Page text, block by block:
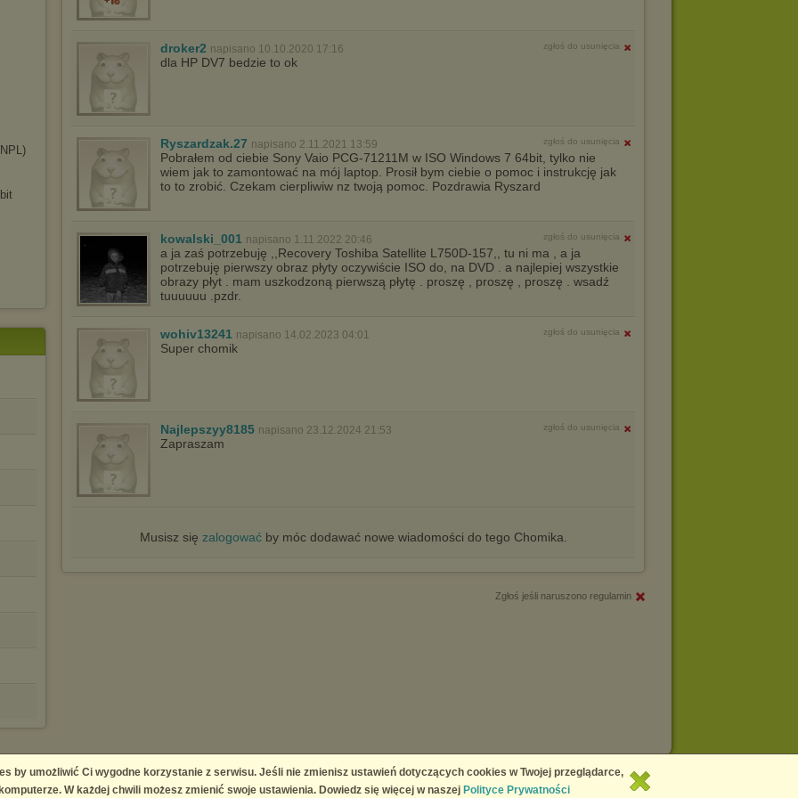
PL)
droker2 napisano 10.10.2020 17:16 zgłoś do usunięcia
dla HP DV7 bedzie to ok
Ryszardzak.27 napisano 2.11.2021 13:59 zgłoś do usunięcia
Pobrałem od ciebie Sony Vaio PCG-71211M w ISO Windows 7 64bit, tylko nie
wiem jak to zamontować na mój laptop. Prosił bym ciebie o pomoc i instrukcję jak
to to zrobić. Czekam cierpliwiw nz twoją pomoc. Pozdrawia Ryszard
kowalski_001 napisano 1.11.2022 20:46 zgłoś do usunięcia
a ja zaś potrzebuję ,,Recovery Toshiba Satellite L750D-157,, tu ni ma , a ja
potrzebuję pierwszy obraz płyty oczywiście ISO do, na DVD . a najlepiej wszystkie
obrazy płyt . mam uszkodzoną pierwszą płytę . proszę , proszę , proszę . wsadź
tuuuuuu .pzdr.
wohiv13241 napisano 14.02.2023 04:01 zgłoś do usunięcia
Super chomik
Najlepszyy8185 napisano 23.12.2024 21:53 zgłoś do usunięcia
Zapraszam
Musisz się zalogowaćby móc dodawać nowe wiadomości do tego Chomika.
Zgłoś jeśli naruszono regulamin
Copyright © 2026 Chomikuj.pl
by umożliwić Ci wygodne korzystanie z serwisu. Jeśli nie zmienisz ustawień dotyczących cookies w Twojej przeglądarce,
W każdej chwili możesz zmienić swoje ustawienia. Dowiedz się więcej w naszej Polityce Prywatności